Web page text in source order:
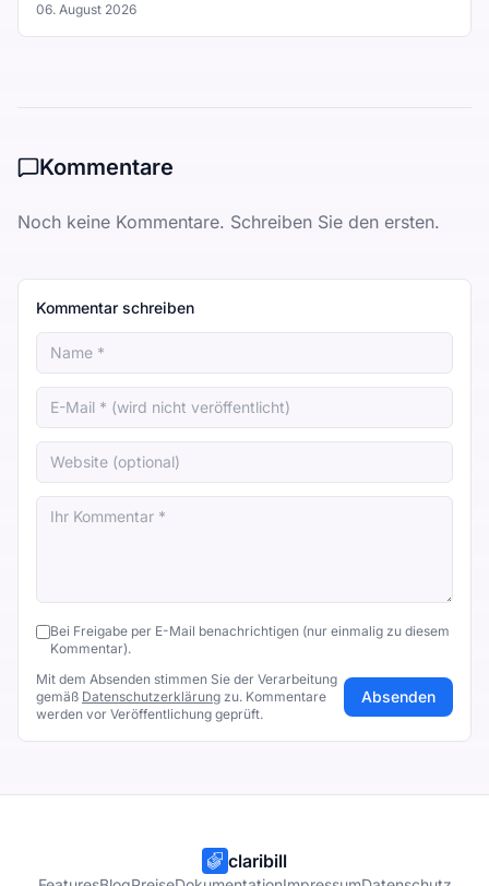
06. August 2026
Kommentare
Noch keine Kommentare. Schreiben Sie den ersten.
Kommentar schreiben
Bei Freigabe per E-Mail benachrichtigen (nur einmalig zu diesem
Kommentar).
Mit dem Absenden stimmen Sie der Verarbeitung
gemäß Datenschutzerklärung zu. Kommentare
werden vor Veröffentlichung geprüft.
Absenden
claribill